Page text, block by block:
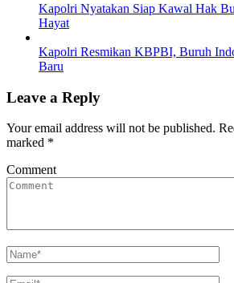
Kapolri Nyatakan Siap Kawal Hak
Hayat
Kapolri Resmikan KBPBI, Buruh
Baru
Leave a Reply
Your email address will not be published.
marked *
Comment